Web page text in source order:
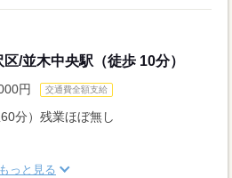
/並木中央駅（徒歩 10分）
円 交通費全額支給
分）残業ほぼ無し
もっと見る